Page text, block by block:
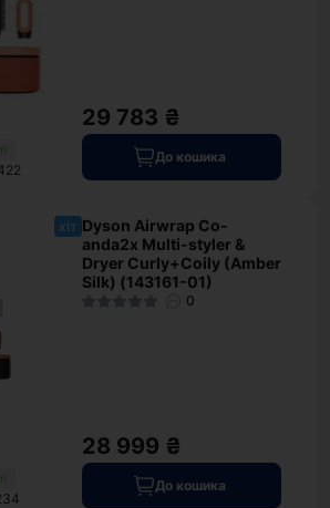
29 783 ₴
До кошика
хіт Dyson Airwrap Co-
anda2x Multi-styler &
Dryer Curly+Coily (Amber
Silk) (143161-01)
0
28 999 ₴
До кошика